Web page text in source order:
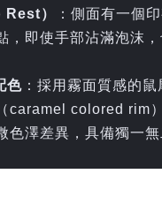
）
：側面有一個
，即使手部沾滿泡沫
色 ：採用霧面質感的鼠
caramel colored rim
色澤差異，具備獨一